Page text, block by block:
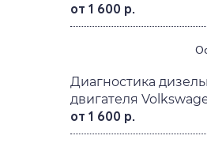
от 1 600 р.
Диагностика
двигателя
от 1 600 р.